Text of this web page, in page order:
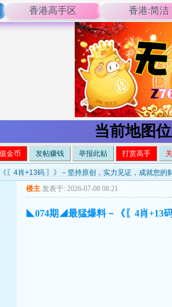
香港高手区 香港:简洁
当前地图
金币 发帖赚钱 举报此贴 打赏高手
4肖+13码 〗》－坚持原创，实力见证，成就您的
楼主 发表于: 2026-07-08 08:21
◣074期◢最猛爆料－《〖4肖+13